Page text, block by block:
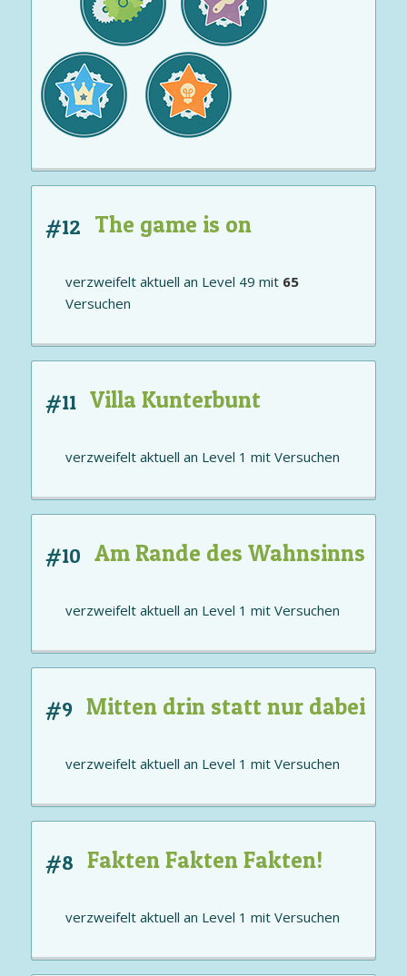
#12 The game is on
verzweifelt aktuell an Level 49 mit 65
Versuchen
#11 Villa Kunterbunt
verzweifelt aktuell an Level 1 mitVersuchen
#10 Am Rande des Wahnsinns
verzweifelt aktuell an Level 1 mitVersuchen
#9 Mitten drin statt nur dabei
verzweifelt aktuell an Level 1 mitVersuchen
#8 Fakten Fakten Fakten!
verzweifelt aktuell an Level 1 mitVersuchen